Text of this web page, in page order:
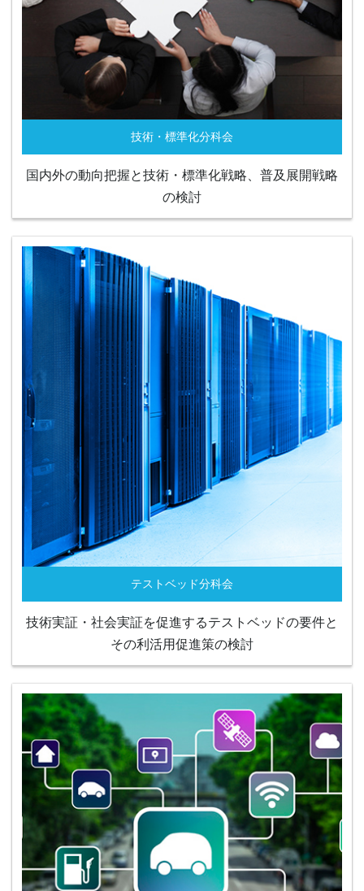
技術・標準化分科会
国内外の動向把握と技術・標準化戦略、普及展開戦略
の検討
テストベッド分科会
技術実証・社会実証を促進するテストベッドの要件と
その利活用促進策の検討